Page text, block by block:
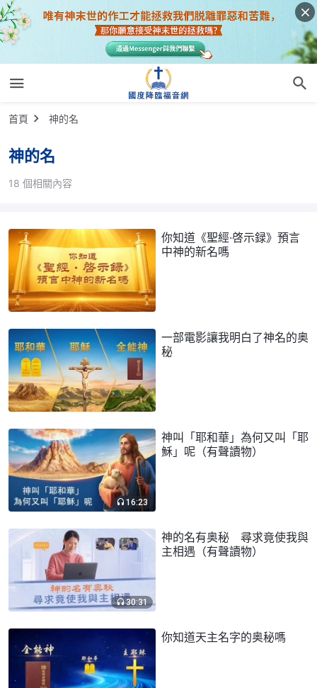
首頁 神的名
神的名
18 個相關內容
你知道《聖經·啓示録》預言
中神的新名嗎
一部電影讓我明白了神名的奥
秘
16:23
神叫「耶和華」為何又叫「耶
穌」呢（有聲讀物）
30:31
神的名有奥秘 尋求竟使我與
主相遇（有聲讀物）
你知道天主名字的奥秘嗎